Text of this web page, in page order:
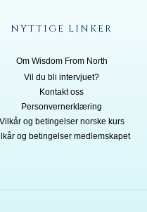
NYTTIGE LINKER
Om Wisdom From North
Vil du bli intervjuet?
Kontakt oss
Personvernerklæring
Vilkår og betingelser norske kurs
og betingelser medlemskapet